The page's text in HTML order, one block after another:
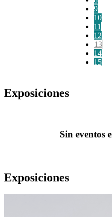
9
10
11
12
13
14
15
Exposiciones
Sin eventos
Exposiciones